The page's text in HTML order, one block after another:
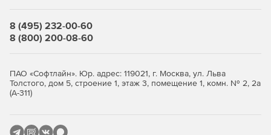
8 (495) 232-00-60
8 (800) 200-08-60
ПАО «Софтлайн». Юр. адрес: 119021, г. Москва, ул. Льва
Толстого, дом 5, строение 1, этаж 3, помещение 1, комн. № 2, 2а
(А-311)